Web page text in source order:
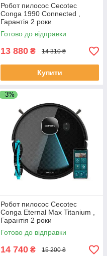
Робот пилосос Cecotec
Conga 1990 Connected ,
Гарантія 2 роки
Готово до відправки
13 880 ₴ 14 310 ₴
Купити
–3%
Робот пилосос Cecotec
Conga Eternal Max Titanium ,
Гарантія 2 роки
Готово до відправки
14 740 ₴ 15 200 ₴